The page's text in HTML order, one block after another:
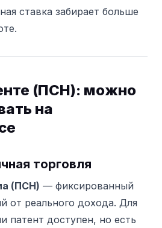
ставка забирает больше
(ПСН): можно
на
торговля
(ПСН) — фиксированный
от реального дохода. Для
патент доступен, но есть